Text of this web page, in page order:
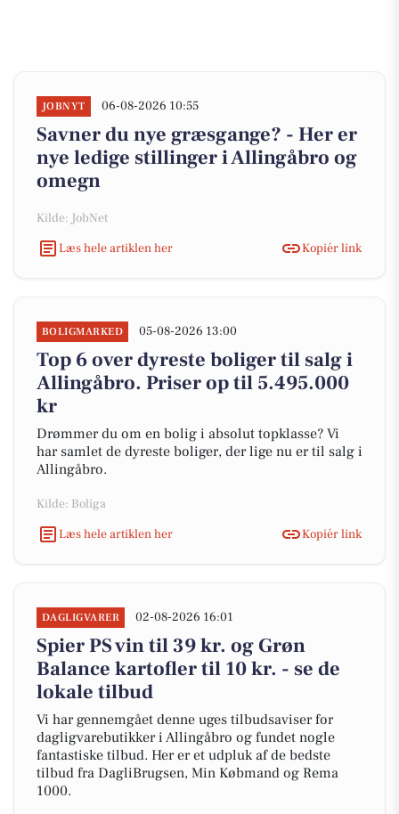
JOBNYT 06-08-2026 10:55
Savner du nye græsgange? - Her er
nye ledige stillinger i Allingåbro og
omegn
Kilde: JobNet
Læs hele artiklen her
Kopiér link
BOLIGMARKED 05-08-2026 13:00
Top 6 over dyreste boliger til salg i
Allingåbro. Priser op til 5.495.000
kr
Drømmer du om en bolig i absolut topklasse? Vi
har samlet de dyreste boliger, der lige nu er til salg i
Allingåbro.
Kilde: Boliga
Læs hele artiklen her
Kopiér link
DAGLIGVARER 02-08-2026 16:01
Spier PS vin til 39 kr. og Grøn
Balance kartofler til 10 kr. - se de
lokale tilbud
Vi har gennemgået denne uges tilbudsaviser for
dagligvarebutikker i Allingåbro og fundet nogle
fantastiske tilbud. Her er et udpluk af de bedste
tilbud fra DagliBrugsen, Min Købmand og Rema
1000.